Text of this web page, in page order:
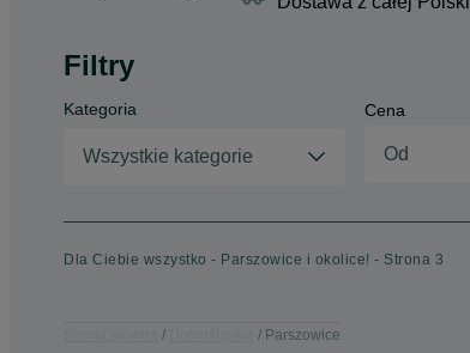
Filtry
Kategoria
Wszystkie kategorie
Cena
Dla Ciebie wszystko - Parszowice i okolice! - Strona 3
Parszowice